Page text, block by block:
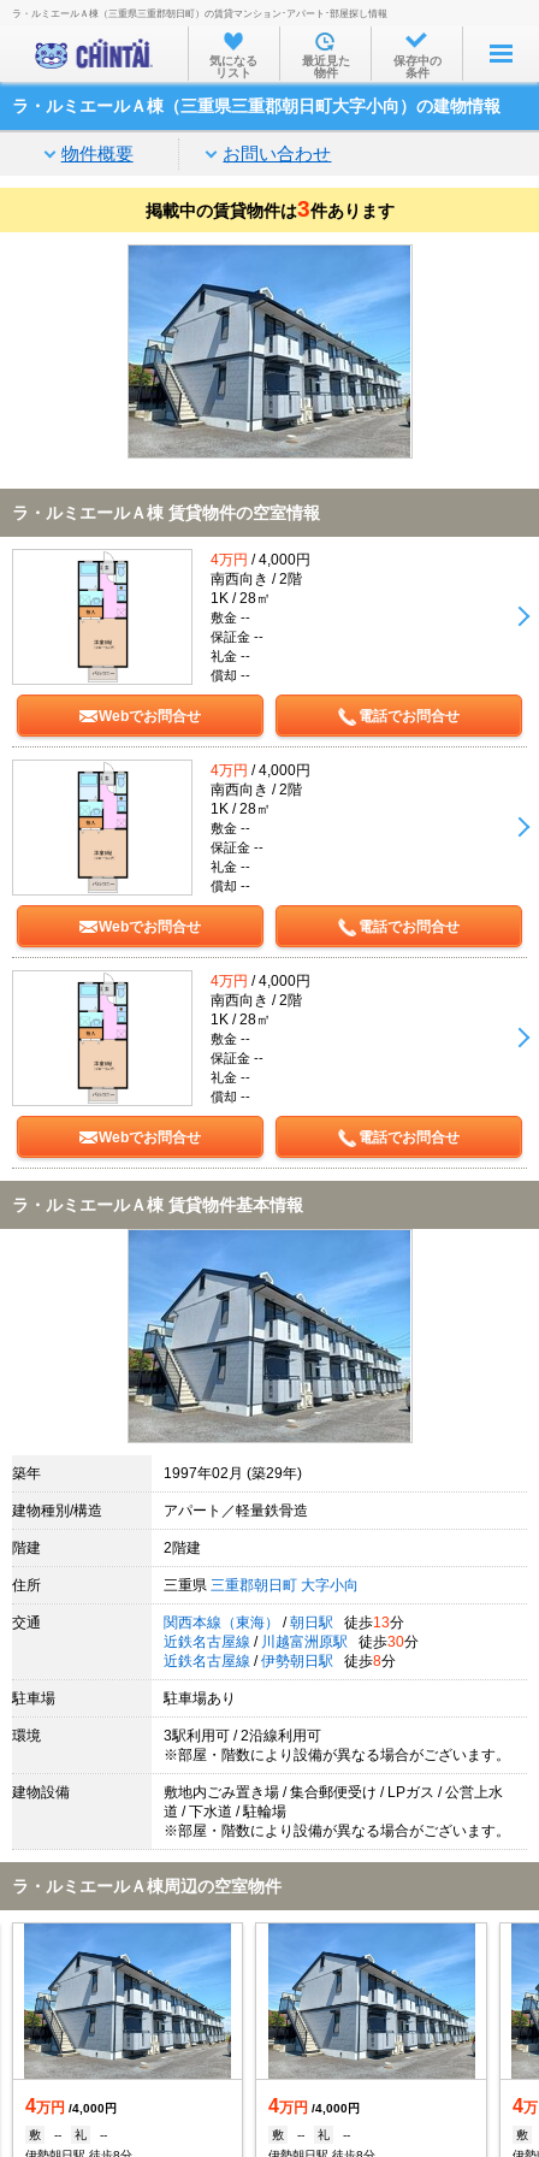
お部屋を探す
沿線・駅から
家賃相場から
通勤通学時間から
不動産会社から
TOP
ラ・ルミエールＡ棟（三重県三重郡朝日町）の賃貸マンション･アパート･部屋探し情報
気になる
リスト
最近見た
物件
保存中の
条件
ラ・ルミエールＡ棟（三重県三重郡朝日町大字小向）の建物情報
物件概要 お問い合わせ
掲載中の賃貸物件は3件あります
ラ・ルミエールＡ棟 賃貸物件の空室情報
4万円 / 4,000円
南西向き / 2階
1K / 28㎡
敷金 --
保証金 --
礼金 --
償却 --
Webでお問合せ 電話でお問合せ
4万円 / 4,000円
南西向き / 2階
1K / 28㎡
敷金 --
保証金 --
礼金 --
償却 --
Webでお問合せ 電話でお問合せ
4万円 / 4,000円
南西向き / 2階
1K / 28㎡
敷金 --
保証金 --
礼金 --
償却 --
Webでお問合せ 電話でお問合せ
ラ・ルミエールＡ棟 賃貸物件基本情報
築年 1997年02月 (築29年)
建物種別/構造 アパート／軽量鉄骨造
階建 2階建
住所 三重県 三重郡朝日町 大字小向
交通 関西本線（東海） / 朝日駅 徒歩13分
近鉄名古屋線 / 川越富洲原駅 徒歩30分
近鉄名古屋線 / 伊勢朝日駅 徒歩8分
駐車場 駐車場あり
環境
3駅利用可 / 2沿線利用可
※部屋・階数により設備が異なる場合がございます。
建物設備
敷地内ごみ置き場 / 集合郵便受け / LPガス / 公営上水
道 / 下水道 / 駐輪場
※部屋・階数により設備が異なる場合がございます。
ラ・ルミエールＡ棟周辺の空室物件
4万円 /4,000円
敷
-- 礼
--
4万円 /4,000円
敷
-- 礼
--
4
敷